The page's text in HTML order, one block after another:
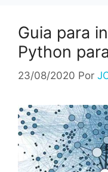
Guia para
Python
23/08/2020 Por